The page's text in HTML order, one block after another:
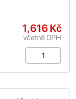
1,616 Kč
včetně DPH